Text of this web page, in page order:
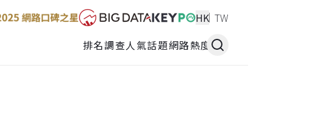
HK TW
排名調查人氣話題網路熱度